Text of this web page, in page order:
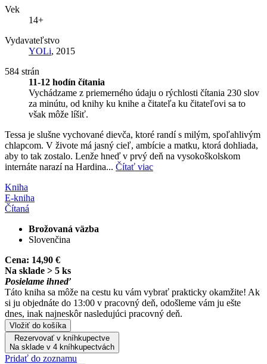
Vek
14+
Vydavateľstvo
YOLi, 2015
584 strán
11-12 hodín čítania
Vychádzame z priemerného údaju o rýchlosti čítania 230 slov
za minútu, od knihy ku knihe a čitateľa ku čitateľovi sa to
však môže líšiť.
Tessa je slušne vychované dievča, ktoré randí s milým, spoľahlivým
chlapcom. V živote má jasný cieľ, ambície a matku, ktorá dohliada,
aby to tak zostalo. Lenže hneď v prvý deň na vysokoškolskom
internáte narazí na Hardina... Čítať viac
Kniha
E-kniha
Čítaná
Brožovaná väzba
Slovenčina
Cena: 14,90 €
Na sklade > 5 ks
Posielame ihneď
Táto kniha sa môže na cestu ku vám vybrať prakticky okamžite! Ak
si ju objednáte do 13:00 v pracovný deň, odošleme vám ju ešte
dnes, inak najneskôr nasledujúci pracovný deň.
Vložiť do košíka
Rezervovať v kníhkupectve
Na sklade v 4 kníhkupectvách
Pridať do zoznamu